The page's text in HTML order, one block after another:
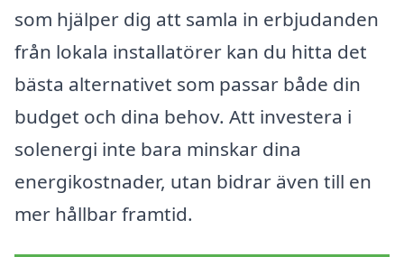
som hjälper dig att samla in erbjudanden
från lokala installatörer kan du hitta det
bästa alternativet som passar både din
budget och dina behov. Att investera i
solenergi inte bara minskar dina
energikostnader, utan bidrar även till en
mer hållbar framtid.